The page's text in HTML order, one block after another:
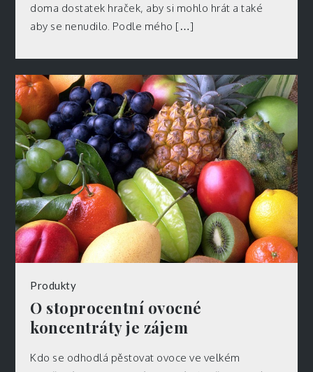
doma dostatek hraček, aby si mohlo hrát a také
aby se nenudilo. Podle mého […]
Produkty
O stoprocentní ovocné
koncentráty je zájem
Kdo se odhodlá pěstovat ovoce ve velkém